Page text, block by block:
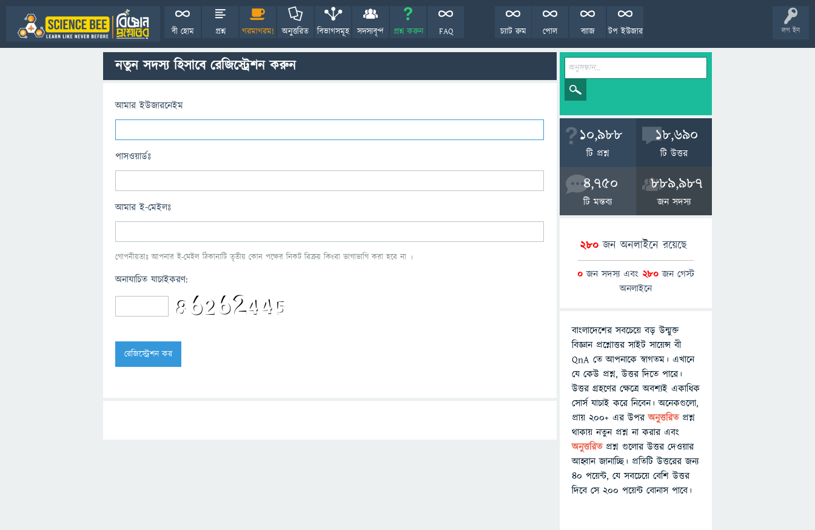
লগ ইন
বী হোম প্রশ্ন গরমাগরম! অনুত্তরিত বিভাগসমূহ সদস্যবৃন্দ প্রশ্ন করুন FAQ টপ ইউজার
ব্যাজ
পোল
চ্যাট রুম
নতুন সদস্য হিসাবে রেজিস্ট্রেশন করুন
আমার ইউজারনেইম
পাসওয়ার্ডঃ
আমার ই-মেইলঃ
গোপনীয়তাঃ আপনার ই-মেইল ঠিকানাটি তৃতীয় কোন পক্ষের নিকট বিক্রয় কিংবা ভাগাভাগি করা হবে না ।
অনাযাচিত যাচাইকরণ:
10,988
টি প্রশ্ন
18,690
টি উত্তর
4,750
টি মন্তব্য
889,987
জন সদস্য
280 জন অনলাইনে রয়েছে
0 জন সদস্য এবং 280 জন গেস্ট
অনলাইনে
বাংলাদেশের সবচেয়ে বড় উন্মুক্ত
বিজ্ঞান প্রশ্নোত্তর সাইট সায়েন্স বী
QnA তে আপনাকে স্বাগতম। এখানে
যে কেউ প্রশ্ন, উত্তর দিতে পারে।
উত্তর গ্রহণের ক্ষেত্রে অবশ্যই একাধিক
সোর্স যাচাই করে নিবেন। অনেকগুলো,
প্রায় ২০০+ এর উপরঅনুত্তরিতপ্রশ্ন
থাকায় নতুন প্রশ্ন না করার এবং
অনুত্তরিত প্রশ্ন গুলোর উত্তর দেওয়ার
আহ্বান জানাচ্ছি। প্রতিটি উত্তরের জন্য
৪০ পয়েন্ট, যে সবচেয়ে বেশি উত্তর
দিবে সে ২০০ পয়েন্ট বোনাস পাবে।